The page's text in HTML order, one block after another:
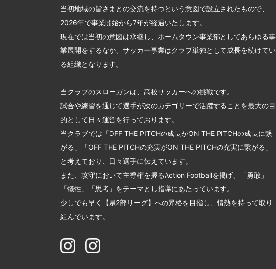
当初地域の皆さまとの交流を持つという意図で設立されたもので、
2026年で事業開始から7年が経過いたします。
現在では当初の意図は承継し、ホームタウン事業部としてあらゆる事
業展開をするなか、サッカー事業はクラブ単独として成長を続けてい
る組織となります。
当クラブのスローガンは、高校サッカーへの挑戦です。
試合や練習を通じて選手が次のカテゴリーで活躍することを最大の目
的として日々運営を行っております。
当クラブでは「OFF THE PITCHの成長がON THE PITCHの成長に繋
がる」「OFF THE PITCHの充実がON THE PITCHの充実に繋がる」
と考えており、日々選手に伝えています。
また、攻守において主導権を握るAction Footballを掲げ、「勇敢」
「犠牲」「思考」をテーマとし指導にあたっています。
少しでも早く【県2部リーグ】への昇格を目指し、情熱を持って取り
組んでいます。